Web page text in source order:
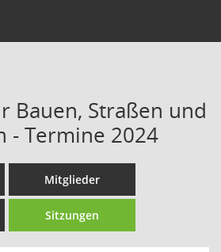
Bauen, Straßen und
- Termine 2024
Mitglieder
Sitzungen